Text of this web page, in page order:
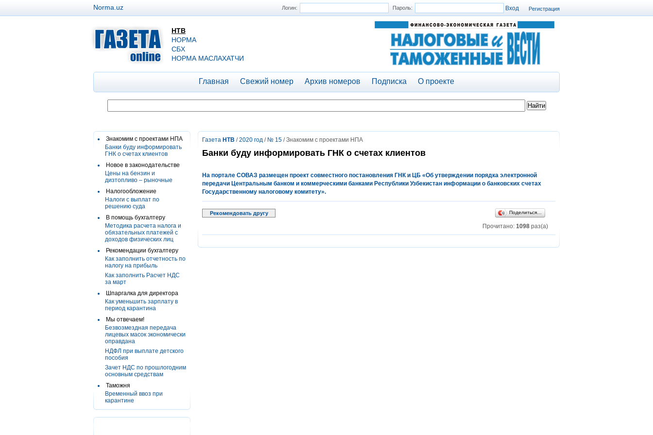
Регистрация
Логин: Пароль:
Norma.uz
НТВ
НОРМА
СБХ
НОРМА МАСЛАХАТЧИ
Главная Свежий номер Архив номеров Подписка О проекте
Знакомим с проектами НПА
Банки буду информировать
ГНК о счетах клиентов
Новое в законодательстве
Цены на бензин и
дизтопливо – рыночные
Налогообложение
Налоги с выплат по
решению суда
В помощь бухгалтеру
Методика расчета налога и
обязательных платежей с
доходов физических лиц
Рекомендации бухгалтеру
Как заполнить отчетность по
налогу на прибыль
Как заполнить Расчет НДС
за март
Шпаргалка для директора
Как уменьшить зарплату в
период карантина
Мы отвечаем!
Безвозмездная передача
лицевых масок экономически
оправдана
НДФЛ при выплате детского
пособия
Зачет НДС по прошлогодним
основным средствам
Таможня
Временный ввоз при
карантине
Газета НТВ /2020 год / № 15 / Знакомим с проектами НПА
Банки буду информировать ГНК о счетах клиентов
На портале СОВАЗ размещен проект совместного постановления ГНК и ЦБ «Об утверждении порядка электронной
передачи Цент­ральным банком и коммерческими банками Республики Узбекистан информации о банковских счетах
Государственному налоговому комитету».
Рекомендовать другу Поделиться…
Прочитано: 1098 раз(а)